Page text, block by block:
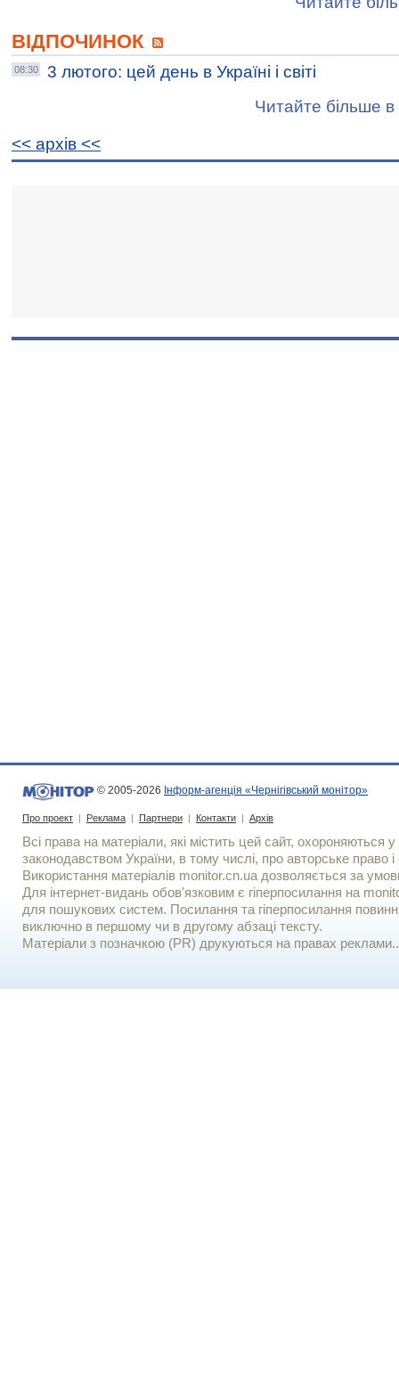
ВІДПОЧИНОК
08:30
3 лютого: цей день в Україні і світі
Читайте більше в
<< архiв <<
© 2005-2026 Інформ-агенція «Чернігівський монітор»
Про проект | Реклама | Партнери | Контакти | Архів
Всі права на матеріали, які містить цей сайт, охороняються у
законодавством України, в тому числі, про авторське право і
Використання матерiалiв monitor.cn.ua дозволяється за
Для iнтернет-видань обов'язковим є гiперпосилання на
для пошукових систем. Посилання та гіперпосилання
виключно в першому чи в другому абзаці тексту.
Матеріали з позначкою (PR) друкуються на правах реклами..